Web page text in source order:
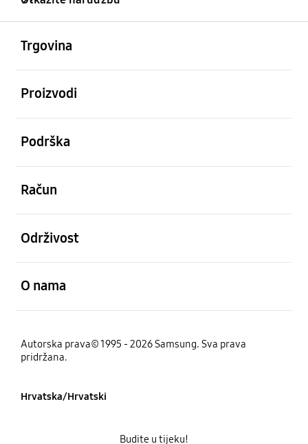
Trgovina
Proizvodi
Podrška
Račun
Održivost
O nama
Autorska prava© 1995 - 2026 Samsung. Sva prava
pridržana.
Hrvatska/Hrvatski
Budite u tijeku!